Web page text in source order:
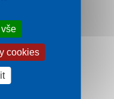
cookies